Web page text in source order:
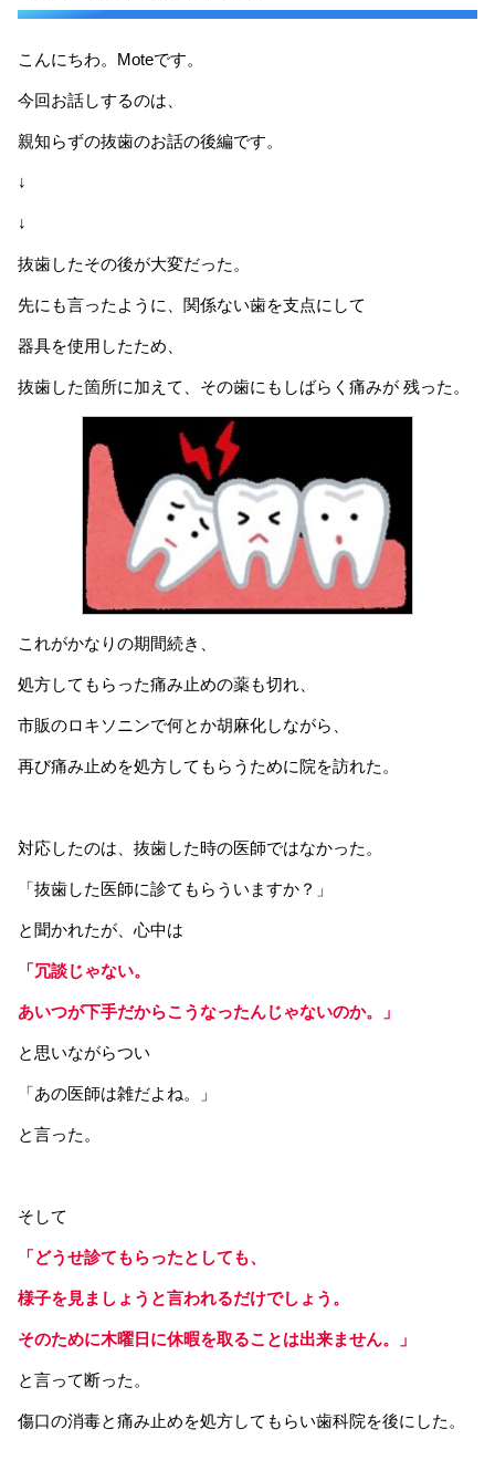
こんにちわ。Moteです。
今回お話しするのは、
親知らずの抜歯のお話の後編です。
↓
↓
抜歯したその後が大変だった。
先にも言ったように、関係ない歯を支点にして
器具を使用したため、
抜歯した箇所に加えて、その歯にもしばらく痛みが 残った。
これがかなりの期間続き、
処方してもらった痛み止めの薬も切れ、
市販のロキソニンで何とか胡麻化しながら、
再び痛み止めを処方してもらうために院を訪れた。
対応したのは、抜歯した時の医師ではなかった。
「抜歯した医師に診てもらういますか？」
と聞かれたが、心中は
「冗談じゃない。
あいつが下手だからこうなったんじゃないのか。」
と思いながらつい
「あの医師は雑だよね。」
と言った。
そして
「どうせ診てもらったとしても、
様子を見ましょうと言われるだけでしょう。
そのために木曜日に休暇を取ることは出来ません。」
と言って断った。
傷口の消毒と痛み止めを処方してもらい歯科院を後にした。